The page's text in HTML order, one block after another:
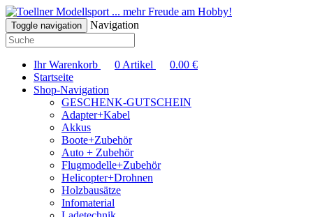
... mehr Freude am Hobby!
Toggle navigation Navigation
Ihr Warenkorb 0 Artikel 0.00 €
Startseite
Shop-Navigation
GESCHENK-GUTSCHEIN
Adapter+Kabel
Akkus
Boote+Zubehör
Auto + Zubehör
Flugmodelle+Zubehör
Helicopter+Drohnen
Holzbausätze
Infomaterial